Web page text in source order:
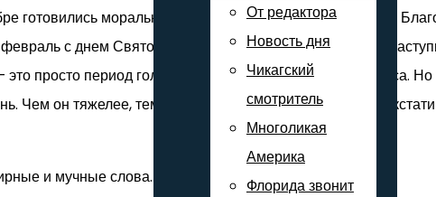
От редактора
Новость дня
Чикагский
смотритель
Многоликая
Америка
Флорида звонит
готовились морально, потому что резко – нельзя и День
с днем Святого Валентина и март с восьмым. И
это просто период голодовки, предшествующий росту
Чем он тяжелее, тем короче путешествие”. И тут очень
и мучные слова.